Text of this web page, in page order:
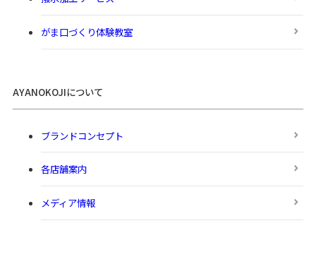
がま口づくり体験教室
AYANOKOJIについて
ブランドコンセプト
各店舗案内
メディア情報